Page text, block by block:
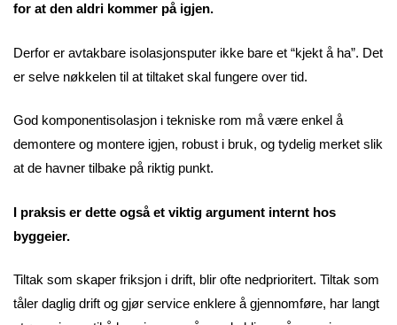
for at den aldri kommer på igjen.
Derfor er avtakbare isolasjonsputer ikke bare et “kjekt å ha”. Det
er selve nøkkelen til at tiltaket skal fungere over tid.
God komponentisolasjon i tekniske rom må være enkel å
demontere og montere igjen, robust i bruk, og tydelig merket slik
at de havner tilbake på riktig punkt.
I praksis er dette også et viktig argument internt hos
byggeier.
Tiltak som skaper friksjon i drift, blir ofte nedprioritert. Tiltak som
tåler daglig drift og gjør service enklere å gjennomføre, har langt